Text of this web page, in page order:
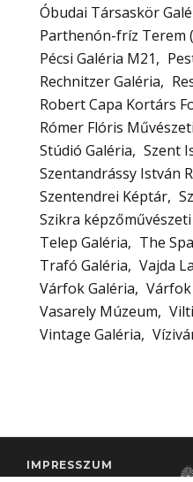
Óbudai Társaskör
Parthenón-fríz Terem
Pécsi Galéria M21
Rechnitzer Galéria
Robert Capa Kortárs
Rómer Flóris
Stúdió Galéria
Szent
Szentandrássy István
Szentendrei Képtár
Szikra
Telep Galéria
The
Trafó Galéria
Vajda
Várfok Galéria
Vasarely Múzeum
Vintage Galéria
IMPRESSZUM